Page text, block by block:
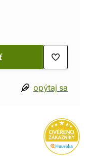
opýtaj sa